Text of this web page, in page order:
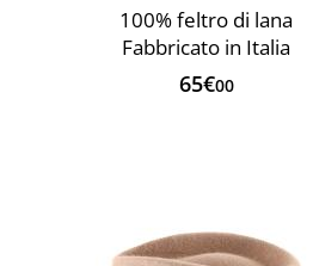
100% feltro di lana
Fabbricato in Italia
65€00